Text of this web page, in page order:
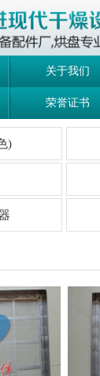
关于我们
荣誉证书
)